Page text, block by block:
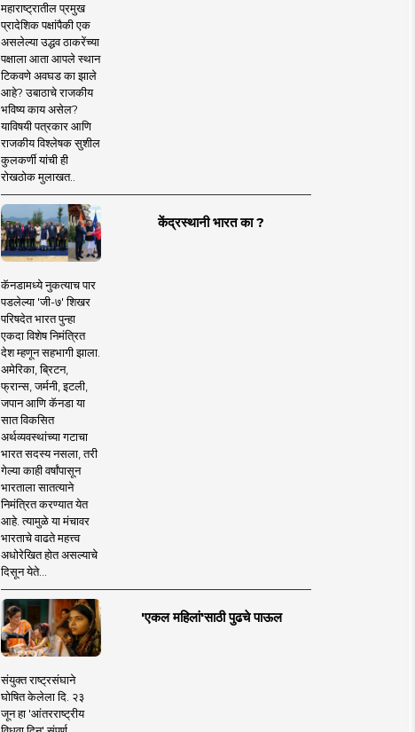
महाराष्ट्रातील प्रमुख
प्रादेशिक पक्षांपैकी एक
असलेल्या उद्धव ठाकरेंच्या
पक्षाला आता आपले स्थान
टिकवणे अवघड का झाले
आहे? उबाठाचे राजकीय
भविष्य काय असेल?
याविषयी पत्रकार आणि
राजकीय विश्लेषक सुशील
कुलकर्णी यांची ही
रोखठोक मुलाखत..
केंद्रस्थानी भारत का ?
कॅनडामध्ये नुकत्याच पार
पडलेल्या 'जी-७' शिखर
परिषदेत भारत पुन्हा
एकदा विशेष निमंत्रित
देश म्हणून सहभागी झाला.
अमेरिका, ब्रिटन,
फ्रान्स, जर्मनी, इटली,
जपान आणि कॅनडा या
सात विकसित
अर्थव्यवस्थांच्या गटाचा
भारत सदस्य नसला, तरी
गेल्या काही वर्षांपासून
भारताला सातत्याने
निमंत्रित करण्यात येत
आहे. त्यामुळे या मंचावर
भारताचे वाढते महत्त्व
अधोरेखित होत असल्याचे
दिसून येते...
'एकल महिलां'साठी पुढचे पाऊल
संयुक्त राष्ट्रसंघाने
घोषित केलेला दि. २३
जून हा 'आंतरराष्ट्रीय